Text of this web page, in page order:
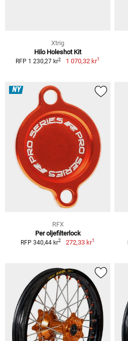
Xtrig
Hilo Holeshot Kit
RFP 1 230,27 kr2 1 070,32 kr1
NY
RFX
Per oljefilterlock
RFP 340,44 kr2 272,33 kr1